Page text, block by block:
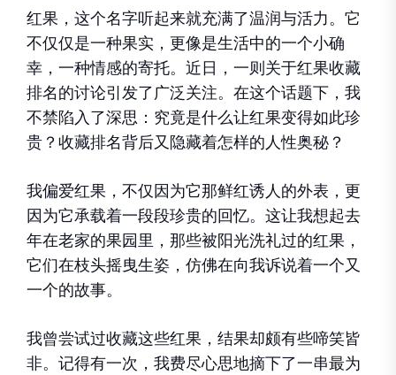
红果，这个名字听起来就充满了温润与活力。它
不仅仅是一种果实，更像是生活中的一个小确
幸，一种情感的寄托。近日，一则关于红果收藏
排名的讨论引发了广泛关注。在这个话题下，我
不禁陷入了深思：究竟是什么让红果变得如此珍
贵？收藏排名背后又隐藏着怎样的人性奥秘？
我偏爱红果，不仅因为它那鲜红诱人的外表，更
因为它承载着一段段珍贵的回忆。这让我想起去
年在老家的果园里，那些被阳光洗礼过的红果，
它们在枝头摇曳生姿，仿佛在向我诉说着一个又
一个的故事。
我曾尝试过收藏这些红果，结果却颇有些啼笑皆
非。记得有一次，我费尽心思地摘下了一串最为